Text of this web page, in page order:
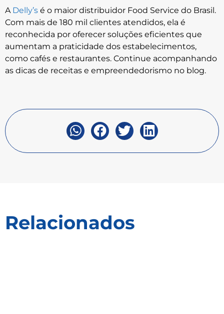
A Delly’s é o maior distribuidor Food Service do Brasil.
Com mais de 180 mil clientes atendidos, ela é
reconhecida por oferecer soluções eficientes que
aumentam a praticidade dos estabelecimentos,
como cafés e restaurantes. Continue acompanhando
as dicas de receitas e empreendedorismo no blog.
Relacionados